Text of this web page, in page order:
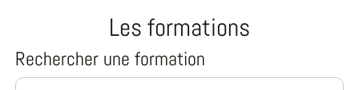
Les formations
Rechercher une formation